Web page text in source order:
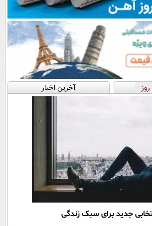
آخرین اخبار
جدید برای سبک زندگی